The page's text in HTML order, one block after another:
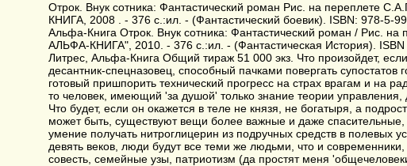
Отрок. Внук сотника: Фантастический роман Рис. на переплете
КНИГА, 2008 . - 376 с.:ил. - (Фантастический боевик). ISBN: 978-5-
Альфа-Книга Отрок. Внук сотника: Фантастический роман / Рис. на
АЛЬФА-КНИГА", 2010. - 376 с.:ил. - (Фантастическая История). ISBN
Литрес, Альфа-Книга Общий тираж 51 000 экз. Что произойдет,
десантник-спецназовец, способный пачками повергать
готовый пришпорить технический прогресс на страх врагам и на
то человек, имеющий 'за душой' только знание теории
Что будет, если он окажется в теле не князя, не богатыря, а
может быть, существуют вещи более важные и даже
умение получать нитроглицерин из подручных средств в полевых
девять веков, люди будут все теми же людьми, что и
совесть, семейные узы, патриотизм (да простят меня